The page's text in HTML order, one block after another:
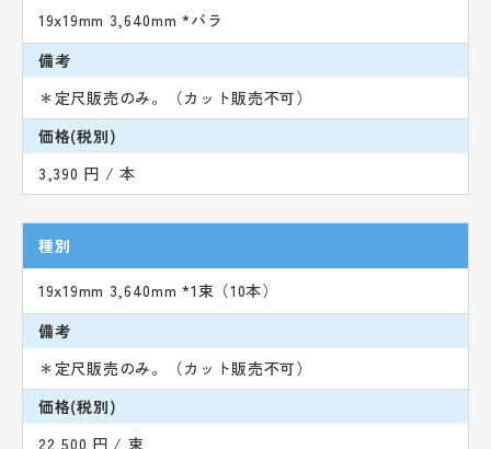
19x19mm 3,640mm *バラ
備考
＊定尺販売のみ。（カット販売不可）
価格(税別)
3,390 円 / 本
種別
19x19mm 3,640mm *1束（10本）
備考
＊定尺販売のみ。（カット販売不可）
価格(税別)
22,500 円 / 束